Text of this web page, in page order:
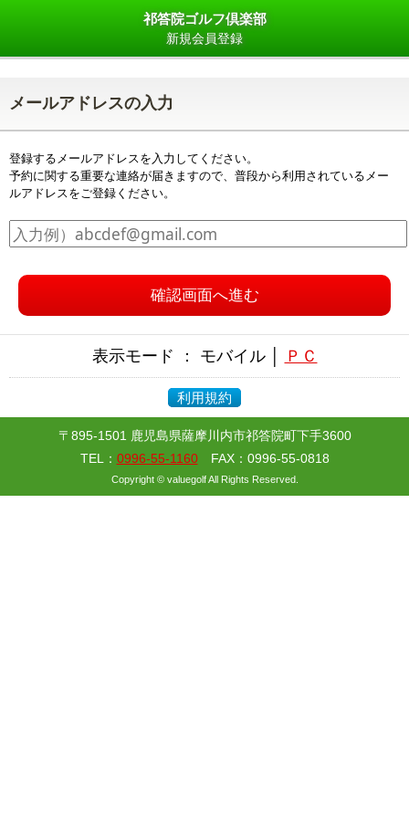
祁答院ゴルフ倶楽部
新規会員登録
メールアドレスの入力
登録するメールアドレスを入力してください。
予約に関する重要な連絡が届きますので、普段から利用されているメー
ルアドレスをご登録ください。
確認画面へ進む
表示モード ： モバイル │ ＰＣ
利用規約
〒895-1501 鹿児島県薩摩川内市祁答院町下手3600
TEL： 0996-55-1160FAX：0996-55-0818
Copyright © valuegolf All Rights Reserved.